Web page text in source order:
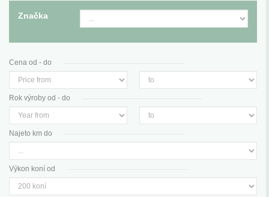
Značka
Cena od - do
Rok výroby od - do
Najeto km do
Výkon koní od